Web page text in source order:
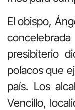
El obispo,
presibiterio
polacos que
país. Los
Vencillo,